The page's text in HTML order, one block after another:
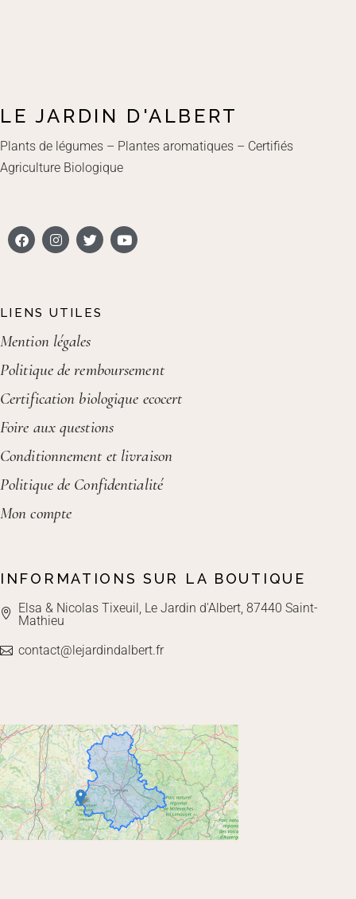
LE JARDIN D'ALBERT
Plants de légumes – Plantes aromatiques – Certifiés
Agriculture Biologique
LIENS UTILES
Mention légales
Politique de remboursement
Certification biologique ecocert
Foire aux questions
Conditionnement et livraison
Politique de Confidentialité
Mon compte
INFORMATIONS SUR LA BOUTIQUE
Elsa & Nicolas Tixeuil, Le Jardin d'Albert, 87440 Saint-
Mathieu
contact@lejardindalbert.fr